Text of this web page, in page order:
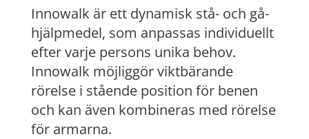
Innowalk är ett dynamisk stå- och gå-
hjälpmedel, som anpassas individuellt
efter varje persons unika behov.
Innowalk möjliggör viktbärande
rörelse i stående position för benen
och kan även kombineras med rörelse
för armarna.